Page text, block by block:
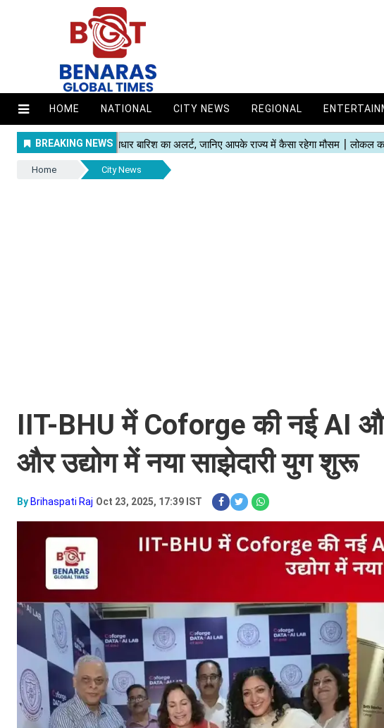
HOME NATIONAL CITY NEWS REGIONAL
Home City News
IIT-BHU में Coforge की नई AI
और उद्योग में नया साझेदारी युग शुरू
By Brihaspati Raj Oct 23, 2025, 17:39 IST